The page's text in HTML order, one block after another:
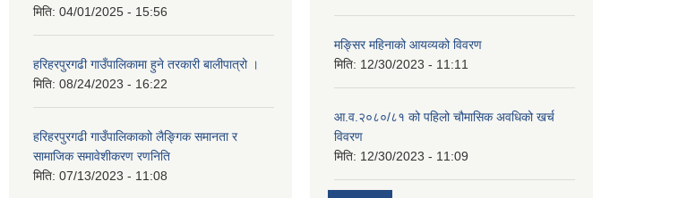
मिति: 04/01/2025 - 15:56
हरिहरपुरगढी गाउँपालिकामा हुने तरकारी बालीपात्रो ।
मिति: 08/24/2023 - 16:22
हरिहरपुरगढी गाउँपालिकाकाो लैङ्गिक समानता र
सामाजिक समावेशीकरण रणनिति
मिति: 07/13/2023 - 11:08
मङ्सिर महिनाको आयव्यको विवरण
मिति: 12/30/2023 - 11:11
आ.व.२०८०/८१ को पहिलो चौमासिक अवधिको खर्च
विवरण
मिति: 12/30/2023 - 11:09